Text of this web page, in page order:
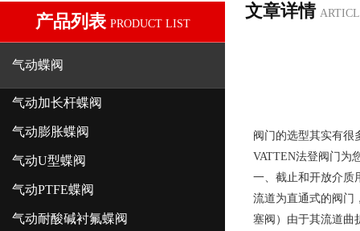
产品列表 PRODUCT LIST
气动蝶阀
气动加长杆蝶阀
气动膨胀蝶阀
气动U型蝶阀
气动PTFE蝶阀
气动耐酸碱衬氟蝶阀
文章详情
阀门的选型其实有很
VATTEN法登阀门为
一、截止和开放介
流道为直通式的阀门
塞阀）由于其流道曲